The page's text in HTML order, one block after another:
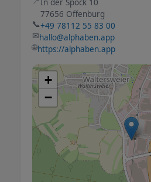
In der Spöck 10
77656 Offenburg
📞+49 78112 55 83 00
✉hallo@alphaben.app
🌐https://alphaben.app
+
−